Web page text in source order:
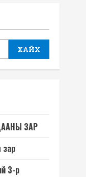
ХАЙХ
ЗАР
зар
3-р